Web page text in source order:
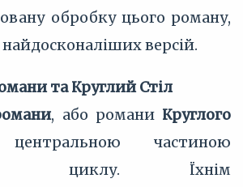
обробку цього роману,
версій.
та Круглий Стіл
, або романи Круглого
частиною
циклу. Їхнім